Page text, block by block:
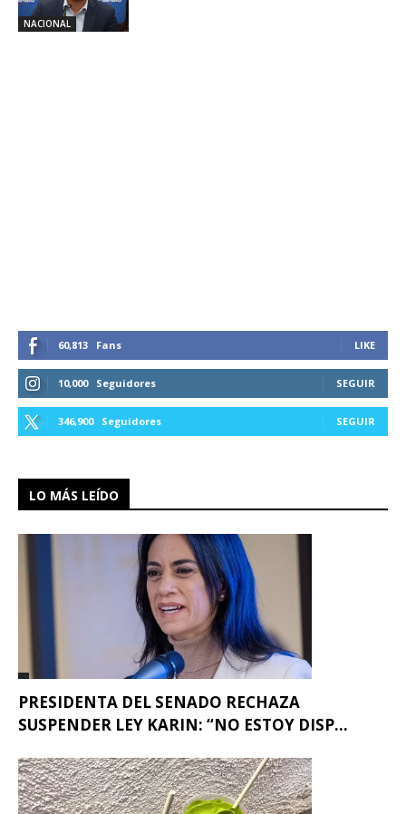
NACIONAL
60,813 Fans LIKE
10,000 Seguidores SEGUIR
346,900 Seguidores SEGUIR
LO MÁS LEÍDO
PRESIDENTA DEL SENADO RECHAZA
SUSPENDER LEY KARIN: “NO ESTOY DISP...